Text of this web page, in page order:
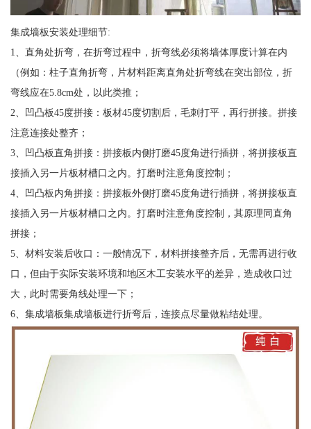
集成墙板安装处理细节:
1、直角处折弯，在折弯过程中，折弯线必须将墙体厚度计算在内
（例如：柱子直角折弯，片材料距离直角处折弯线在突出部位，折
弯线应在5.8cm处，以此类推；
2、凹凸板45度拼接：板材45度切割后，毛刺打平，再行拼接。拼接
注意连接处整齐；
3、凹凸板直角拼接：拼接板内侧打磨45度角进行插拼，将拼接板直
接插入另一片板材槽口之内。打磨时注意角度控制；
4、凹凸板内角拼接：拼接板外侧打磨45度角进行插拼，将拼接板直
接插入另一片板材槽口之内。打磨时注意角度控制，其原理同直角
拼接；
5、材料安装后收口：一般情况下，材料拼接整齐后，无需再进行收
口，但由于实际安装环境和地区木工安装水平的差异，造成收口过
大，此时需要角线处理一下；
6、集成墙板集成墙板进行折弯后，连接点尽量做粘结处理。